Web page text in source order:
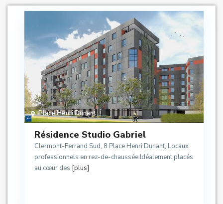
Place Henri Dunant,
Résidence Studio Gabriel
Clermont-Ferrand Sud, 8 Place Henri Dunant, Locaux
professionnels en rez-de-chaussée.Idéalement placés
au cœur des [plus]